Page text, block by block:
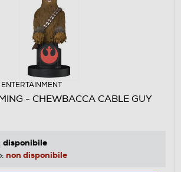
- CHEWBACCA CABLE GUY
disponibile
non disponibile